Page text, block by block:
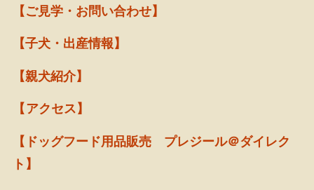
【ご見学・お問い合わせ】
【子犬・出産情報】
【親犬紹介】
【アクセス】
【ドッグフード用品販売 プレジール＠ダイレク
ト】